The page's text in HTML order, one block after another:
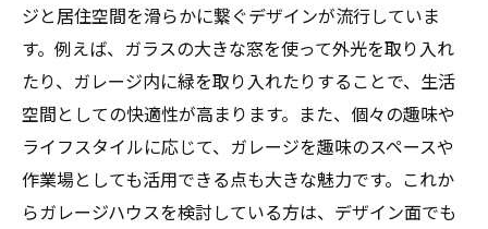
ジと居住空間を滑らかに繋ぐデザインが流行していま
す。例えば、ガラスの大きな窓を使って外光を取り入れ
たり、ガレージ内に緑を取り入れたりすることで、生活
空間としての快適性が高まります。また、個々の趣味や
ライフスタイルに応じて、ガレージを趣味のスペースや
作業場としても活用できる点も大きな魅力です。これか
らガレージハウスを検討している方は、デザイン面でも